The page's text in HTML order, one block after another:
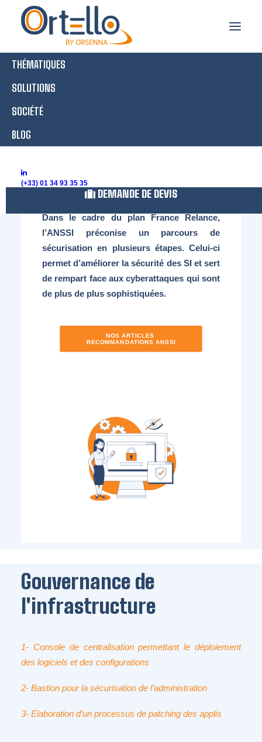
THÉMATIQUES
SOLUTIONS
SOCIÉTÉ
BLOG
(+33) 01 34 93 35 35
DEMANDE DE DEVIS
Parcours de
Dans le cadre du plan France Relance,
l’ANSSI préconise un parcours de
sécurisation en plusieurs étapes. Celui-ci
permet d’améliorer la sécurité des SI et sert
de rempart face aux cyberattaques qui sont
de plus de plus sophistiquées.
NOS ARTICLES
RECOMMANDATIONS ANSSI
Gouvernance de
l'infrastructure
1- Console de centralisation permettant le déploiement
des logiciels et des configurations
2- Bastion pour la sécurisation de l’administration
3- Elaboration d’un processus de patching des applis